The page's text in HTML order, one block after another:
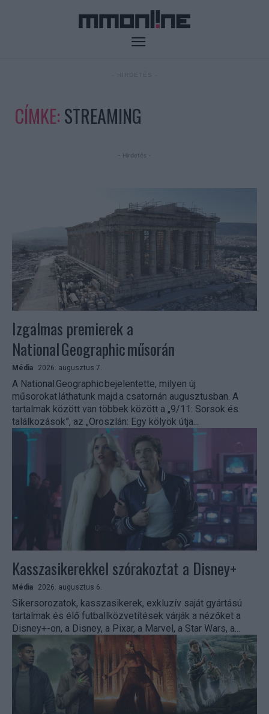
CÍMKE: STREAMING
- Hirdetés -
Izgalmas premierek a
National Geographic műsorán
Média 2026. augusztus 7.
A National Geographic bejelentette, milyen új
műsorokat láthatunk majd a csatornán augusztusban. A
tartalmak között van többek között a „9/11: Sorsok és
találkozások”, az „Oroszlán: Egy kölyök útja...
Kasszasikerekkel szórakoztat a Disney+
Média 2026. augusztus 6.
Sikersorozatok, kasszasikerek, exkluzív saját gyártású
tartalmak és élő futballközvetítések várják a nézőket a
Disney+-on, a Disney, a Pixar, a Marvel, a Star Wars, a...